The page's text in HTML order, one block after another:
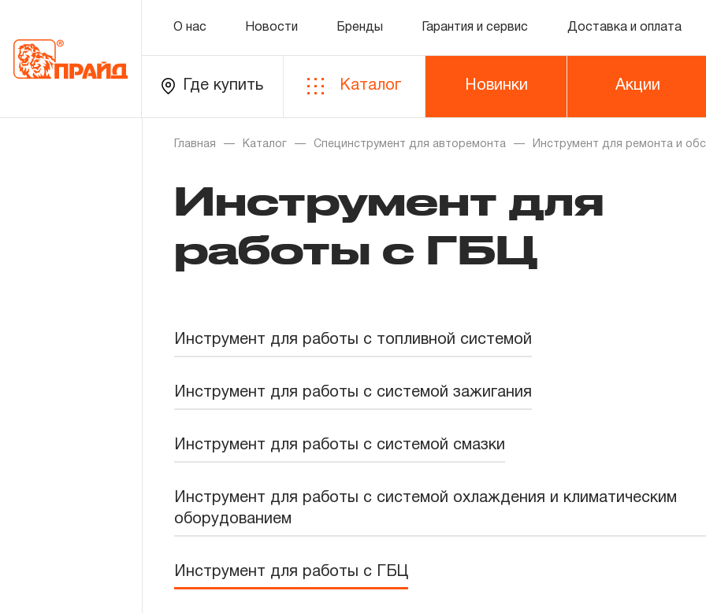
О нас Новости Бренды Гарантия и сервис Доставка и оплата
Где купить Каталог Новинки Акции
Каталог
Золотая лихорадка
Распродажа
О нас
Гарантия и сервис
Доставка и оплата
Партнерам
Контакты
Главная Каталог Специнструмент для авторемонта Инструмент для ремонта и
Инструмент для
работы с ГБЦ
Инструмент для работы с топливной системой
Инструмент для работы с системой зажигания
Инструмент для работы с системой смазки
Инструмент для работы с системой охлаждения и климатическим
оборудованием
Инструмент для работы с ГБЦ